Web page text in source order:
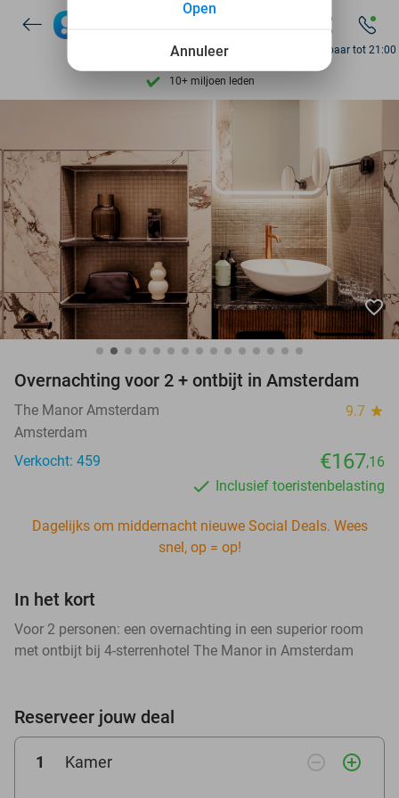
10+ miljoen leden
Ontdek 15.000+ deals
7 dagen per week beschikbaar
10+ miljoen leden
Bereikbaar tot 21:00
favorite_border
Overnachting voor 2 + ontbijt in Amsterdam
The Manor Amsterdam 9.7 star
Amsterdam
Verkocht: 459
€167,16
Inclusief toeristenbelasting
Dagelijks om middernacht nieuwe Social Deals. Wees
snel, op = op!
In het kort
Voor 2 personen: een overnachting in een superior room
met ontbijt bij 4-sterrenhotel The Manor in Amsterdam
Reserveer jouw deal
1 Kamer remove_circle_outline add_circle_outline
Annuleer
Open